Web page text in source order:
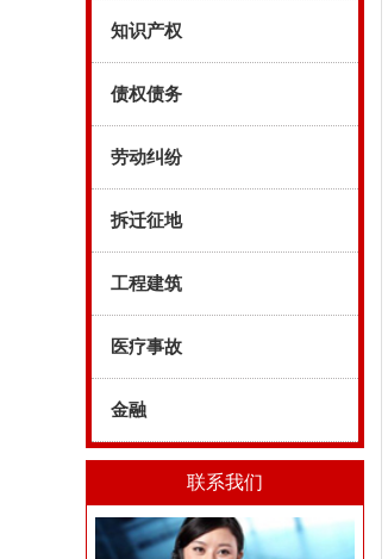
知识产权
债权债务
劳动纠纷
拆迁征地
工程建筑
医疗事故
金融
联系我们